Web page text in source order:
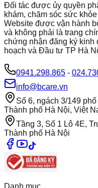
Đối tác được ủy quyền
khám, chăm sóc sức
Website được vận hành
và không phải là trang
chứng nhận đăng ký kinh
hoạch và Đầu tư TP Hà
0941.298.865 -
info@bcare.vn
Số 6, ngách 3/149
Thành phố Hà Nội, Việt
Tầng 3, Số 1 Lô 4E,
Thành phố Hà Nội
Danh mục